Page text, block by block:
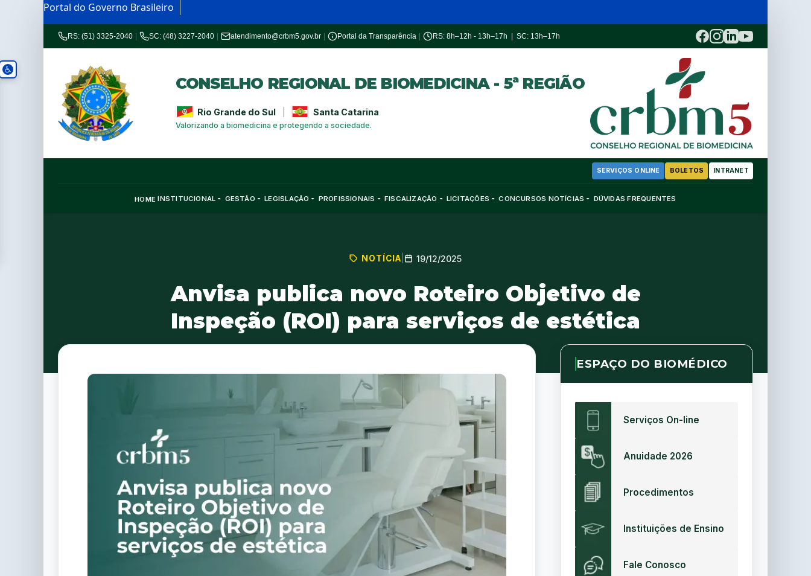
Portal do Governo Brasileiro
RS: (51) 3325-2040 | SC: (48) 3227-2040 | atendimento@crbm5.gov.br | Portal da Transparência | RS: 8h–12h - 13h–17h | SC: 13h–17h
CONSELHO REGIONAL DE BIOMEDICINA - 5ª REGIÃO
Rio Grande do Sul Santa Catarina
Valorizando a biomedicina e protegendo a sociedade.
SERVIÇOS ONLINE BOLETOS INTRANET
HOME INSTITUCIONAL GESTÃO LEGISLAÇÃO PROFISSIONAIS FISCALIZAÇÃO LICITAÇÕES CONCURSOS NOTÍCIAS DÚVIDAS FREQUENTES
NOTÍCIA 19/12/2025
Anvisa publica novo Roteiro Objetivo de
Inspeção (ROI) para serviços de estética
ESPAÇO DO BIOMÉDICO
Serviços On-line
Anuidade 2026
Procedimentos
Instituições de Ensino
Fale Conosco